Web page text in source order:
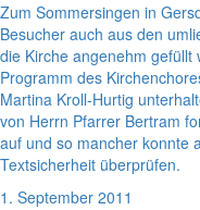
Zum Sommersingen in
Besucher auch aus den
die Kirche angenehm gefüllt
Programm des
Martina Kroll-Hurtig
von Herrn Pfarrer Bertram
auf und so mancher konnte
Textsicherheit überprüfen.
1. September 2011